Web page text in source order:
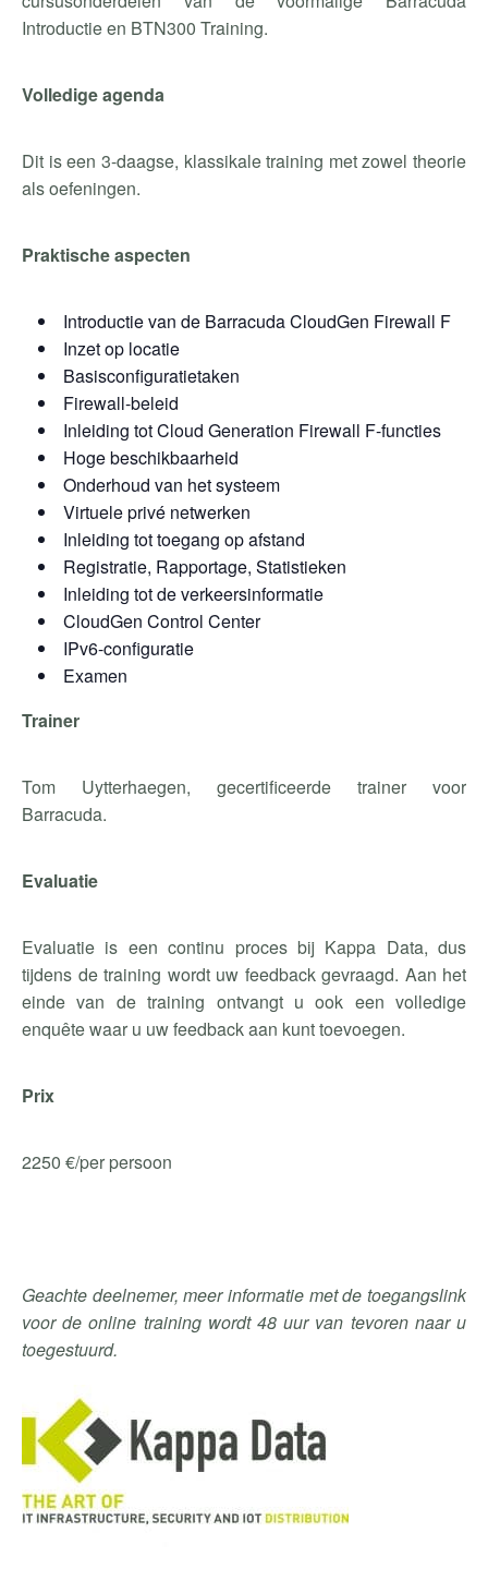
Introductie en BTN300 Training.
Volledige agenda
Dit is een 3-daagse, klassikale training met zowel theorie
als oefeningen.
Praktische aspecten
Introductie van de Barracuda CloudGen Firewall F
Inzet op locatie
Basisconfiguratietaken
Firewall-beleid
Inleiding tot Cloud Generation Firewall F-functies
Hoge beschikbaarheid
Onderhoud van het systeem
Virtuele privé netwerken
Inleiding tot toegang op afstand
Registratie, Rapportage, Statistieken
Inleiding tot de verkeersinformatie
CloudGen Control Center
IPv6-configuratie
Examen
Trainer
Tom Uytterhaegen, gecertificeerde trainer voor
Barracuda.
Evaluatie
Evaluatie is een continu proces bij Kappa Data, dus
tijdens de training wordt uw feedback gevraagd. Aan het
einde van de training ontvangt u ook een volledige
enquête waar u uw feedback aan kunt toevoegen.
Prix
2250 €/per persoon
Geachte deelnemer, meer informatie met de toegangslink
voor de online training wordt 48 uur van tevoren naar u
toegestuurd.